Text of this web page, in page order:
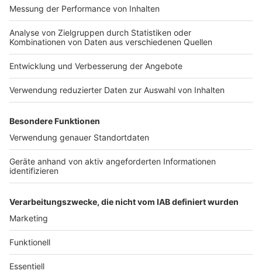
Bärte sind richtige Bierschlucker. Ein britischer
Brauereiherausgefunden, dass ungefähr 0,56 Milliliter
in einem durchschnittlichen Schnurrbart hängen
bleiben. Hört sich erstmal nicht viel an, summiert sich
aber ordentlich auf. Allein in Großbritannien bleiben so
jährlich schätzungsweise 93.000 Liter Bier in den
Bärten hängen. Damit könnte man schon eine
ordentliche Party schmeißen.
Autor: David Müller